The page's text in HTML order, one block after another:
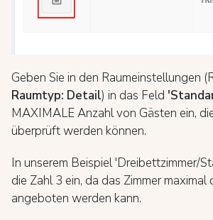
Geben Sie in den Raumeinstellungen
Raumtyp: Detail) in das Feld
MAXIMALE Anzahl von Gästen ein,
überprüft werden können.
In unserem Beispiel 'Dreibettzimmer/
die Zahl 3 ein, da das Zimmer maximal
angeboten werden kann.